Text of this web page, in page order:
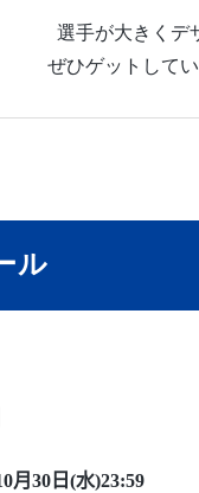
選手が大きくデ
ぜひゲットして
ル
月30日(水)23:59